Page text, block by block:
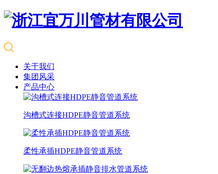
关于我们
集团风采
产品中心
沟槽式连接HDPE静音管道系统
柔性承插HDPE静音管道系统